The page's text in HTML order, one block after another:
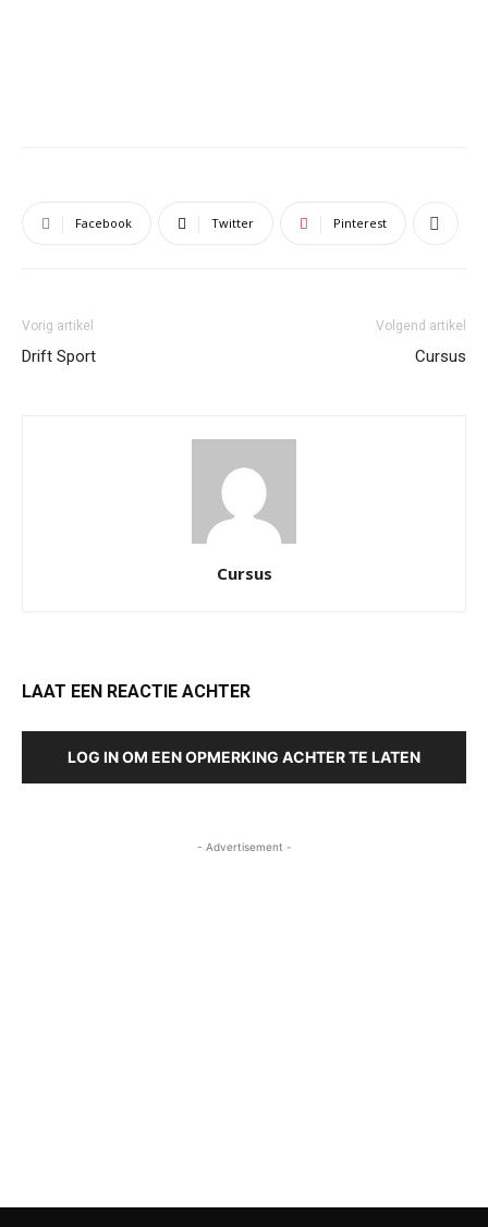
Facebook Twitter Pinterest
Vorig artikel
Drift Sport
Volgend artikel
Cursus
Cursus
LAAT EEN REACTIE ACHTER
LOG IN OM EEN OPMERKING ACHTER TE LATEN
- Advertisement -